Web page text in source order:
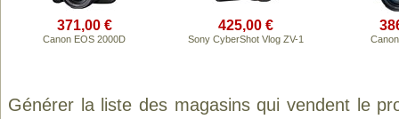
371,00 €
Canon EOS 2000D
425,00 €
Sony CyberShot Vlog ZV-1
Générer la liste des magasins qui vendent le